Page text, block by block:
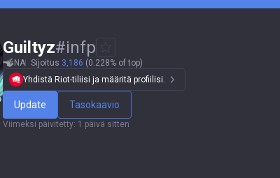
Guiltyz#infp
NA Sijoitus 3,186 (0.228% of top)
Yhdistä Riot-tiliisi ja määritä profiilisi.
Update Tasokaavio
Viimeksi päivitetty: 1 päivä sitten